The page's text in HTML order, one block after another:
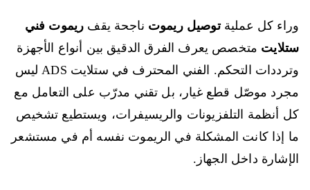
وراء كل عمليةتوصيل ريموت ناجحة يقف ريموت فني
ستلايت متخصص يعرف الفرق الدقيق بين أنواع الأجهزة
وترددات التحكم. الفني المحترف في ستلايت ADS ليس
مجرد موصّل قطع غيار، بل تقني مدرّب على التعامل مع
كل أنظمة التلفزيونات والريسيفرات، ويستطيع تشخيص
ما إذا كانت المشكلة في الريموت نفسه أم في مستشعر
الإشارة داخل الجهاز.